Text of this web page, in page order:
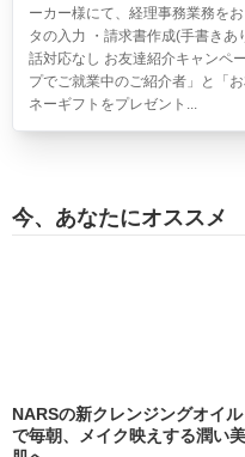
ーカー様にて、経理事務業務を
タの入力 ・請求書作成(手書き
話対応なし お友達紹介キャンペ
プでご就業中のご紹介者」と「
ネーギフトをプレゼント...
今、あなたにオススメ
NARSの新クレンジングオイル
で毎朝、メイク映えする潤い美